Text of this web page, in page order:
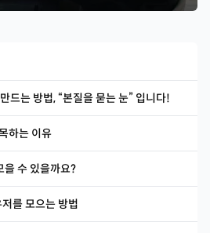
드는 방법, “본질을 묻는 눈” 입니다!
하는 이유
수 있을까요?
를 모으는 방법